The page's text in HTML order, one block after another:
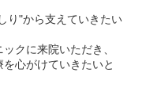
り"から支えていきたい
クに来院いただき、
心がけていきたいと